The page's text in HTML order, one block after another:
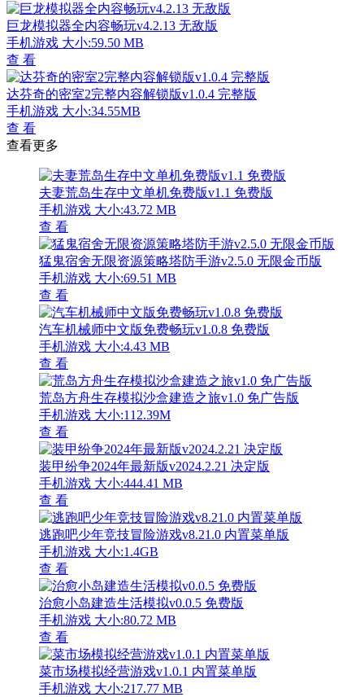
巨龙模拟器全内容畅玩v4.2.13 无敌版
手机游戏 大小:59.50 MB
查 看
达芬奇的密室2完整内容解锁版v1.0.4 完整版
手机游戏 大小:34.55MB
查 看
查看更多
夫妻荒岛生存中文单机免费版v1.1 免费版
手机游戏 大小:43.72 MB
查 看
猛鬼宿舍无限资源策略塔防手游v2.5.0 无限金币版
手机游戏 大小:69.51 MB
查 看
汽车机械师中文版免费畅玩v1.0.8 免费版
手机游戏 大小:4.43 MB
查 看
荒岛方舟生存模拟沙盒建造之旅v1.0 免广告版
手机游戏 大小:112.39M
查 看
装甲纷争2024年最新版v2024.2.21 决定版
手机游戏 大小:444.41 MB
查 看
逃跑吧少年竞技冒险游戏v8.21.0 内置菜单版
手机游戏 大小:1.4GB
查 看
治愈小岛建造生活模拟v0.0.5 免费版
手机游戏 大小:80.72 MB
查 看
菜市场模拟经营游戏v1.0.1 内置菜单版
手机游戏 大小:217.77 MB